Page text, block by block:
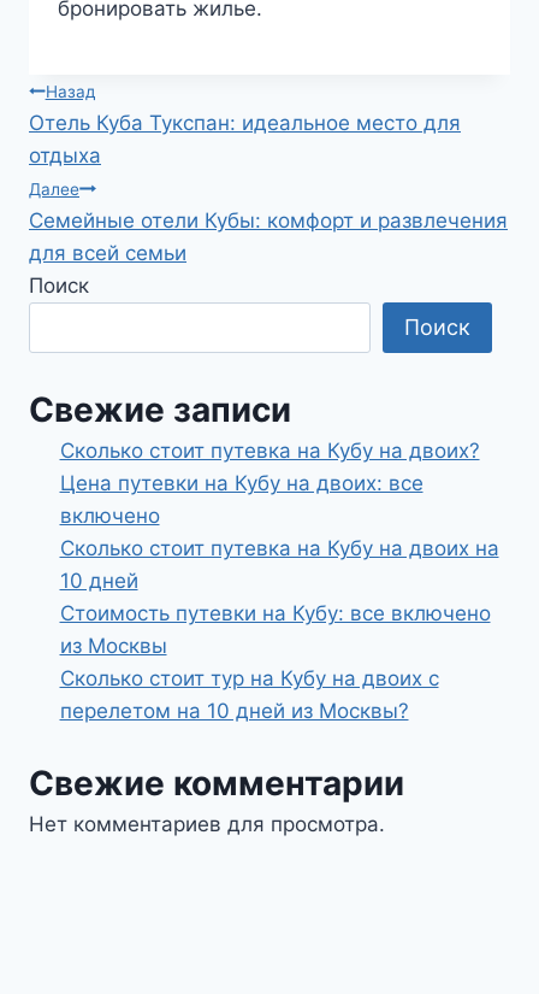
бронировать жилье.
Навигация
по
записям
Назад
Отель Куба Тукспан: идеальное место для
отдыха
Далее
Семейные отели Кубы: комфорт и развлечения
для всей семьи
Поиск
Поиск
Свежие записи
Сколько стоит путевка на Кубу на двоих?
Цена путевки на Кубу на двоих: все
включено
Сколько стоит путевка на Кубу на двоих на
10 дней
Стоимость путевки на Кубу: все включено
из Москвы
Сколько стоит тур на Кубу на двоих с
перелетом на 10 дней из Москвы?
Свежие комментарии
Нет комментариев для просмотра.